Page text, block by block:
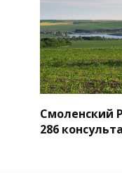
Смоленский
286